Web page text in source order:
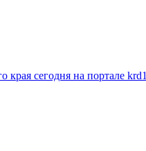
сегодня на портале krd1